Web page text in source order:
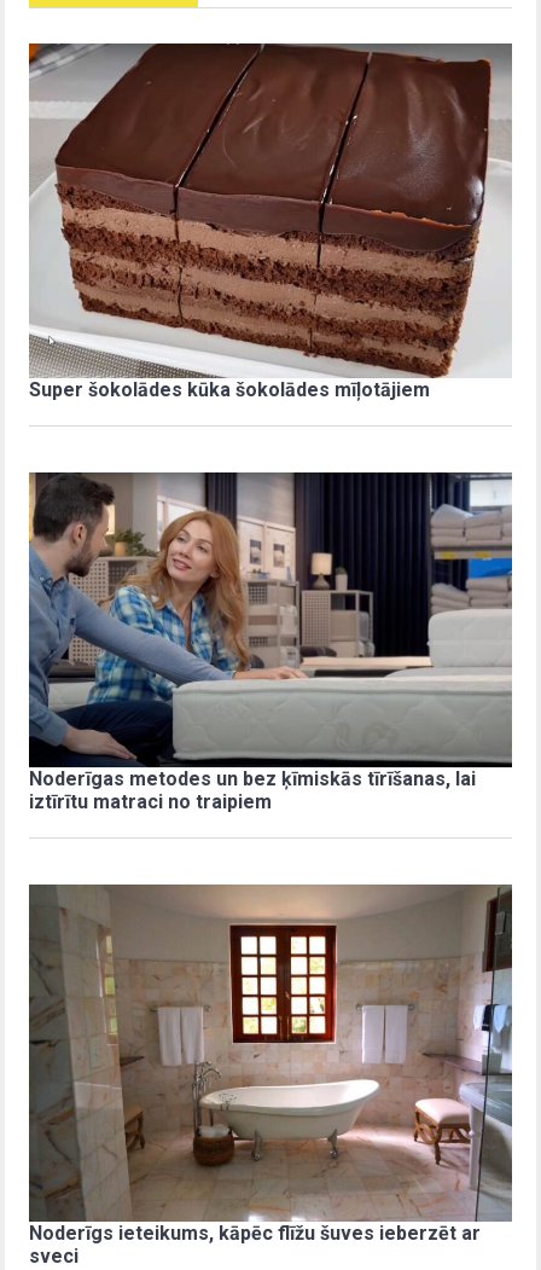
Super šokolādes kūka šokolādes mīļotājiem
Noderīgas metodes un bez ķīmiskās tīrīšanas, lai
iztīrītu matraci no traipiem
Noderīgs ieteikums, kāpēc flīžu šuves ieberzēt ar
sveci